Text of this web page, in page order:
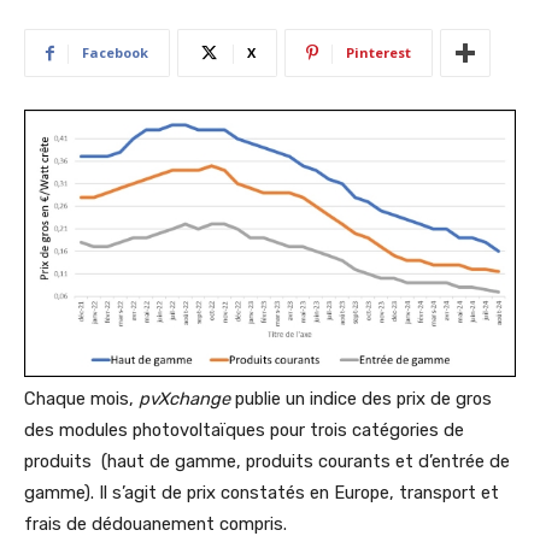
Facebook X Pinterest
Chaque mois, pvXchangepublie un indice des prix de gros
des modules photovoltaïques pour trois catégories de
produits (haut de gamme, produits courants et d’entrée de
gamme). Il s’agit de prix constatés en Europe, transport et
frais de dédouanement compris.